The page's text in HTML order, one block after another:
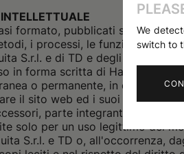
We
switch to
formato, pubblicati sul Sito,
i processi, le funzioni ed il
S.r.l. e di TD e degli altri
in forma scritta di Haeres
o permanente, in
il sito web ed i suoi contenuti;
parte integrante ed
solo per un uso legittimo del
S.r.l. e TD o, all'occorrenza,